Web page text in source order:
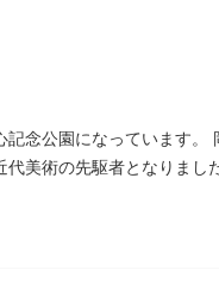
念公園になっています
美術の先駆者となりまし